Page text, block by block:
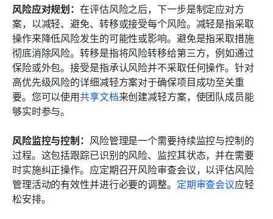
风险应对规划：在评估风险之后，下一步是制定应对方
案，以减轻、避免、转移或接受每个风险。减轻是指采取
操作来降低风险发生的可能性或影响。避免是指采取措施
彻底消除风险。转移是指将风险转移给第三方，例如通过
保险或外包。接受是指承认风险并不采取任何操作。针对
高优先级风险的详细减轻方案对于确保项目成功至关重
要。您可以使用共享文档来创建减轻方案，使团队成员能
够实时参与。
风险监控与控制： 风险管理是一个需要持续监控与控制的
过程。这包括跟踪已识别的风险、监控其状态，并在需要
时实施纠正操作。应定期召开风险审查会议，以评估风险
管理活动的有效性并进行必要的调整。 定期审查会议应轻
松安排。